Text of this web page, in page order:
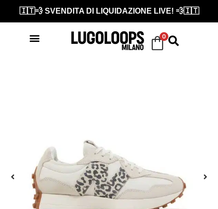
🇮🇹💨 SVENDITA DI LIQUIDAZIONE LIVE! 💨🇮🇹
0